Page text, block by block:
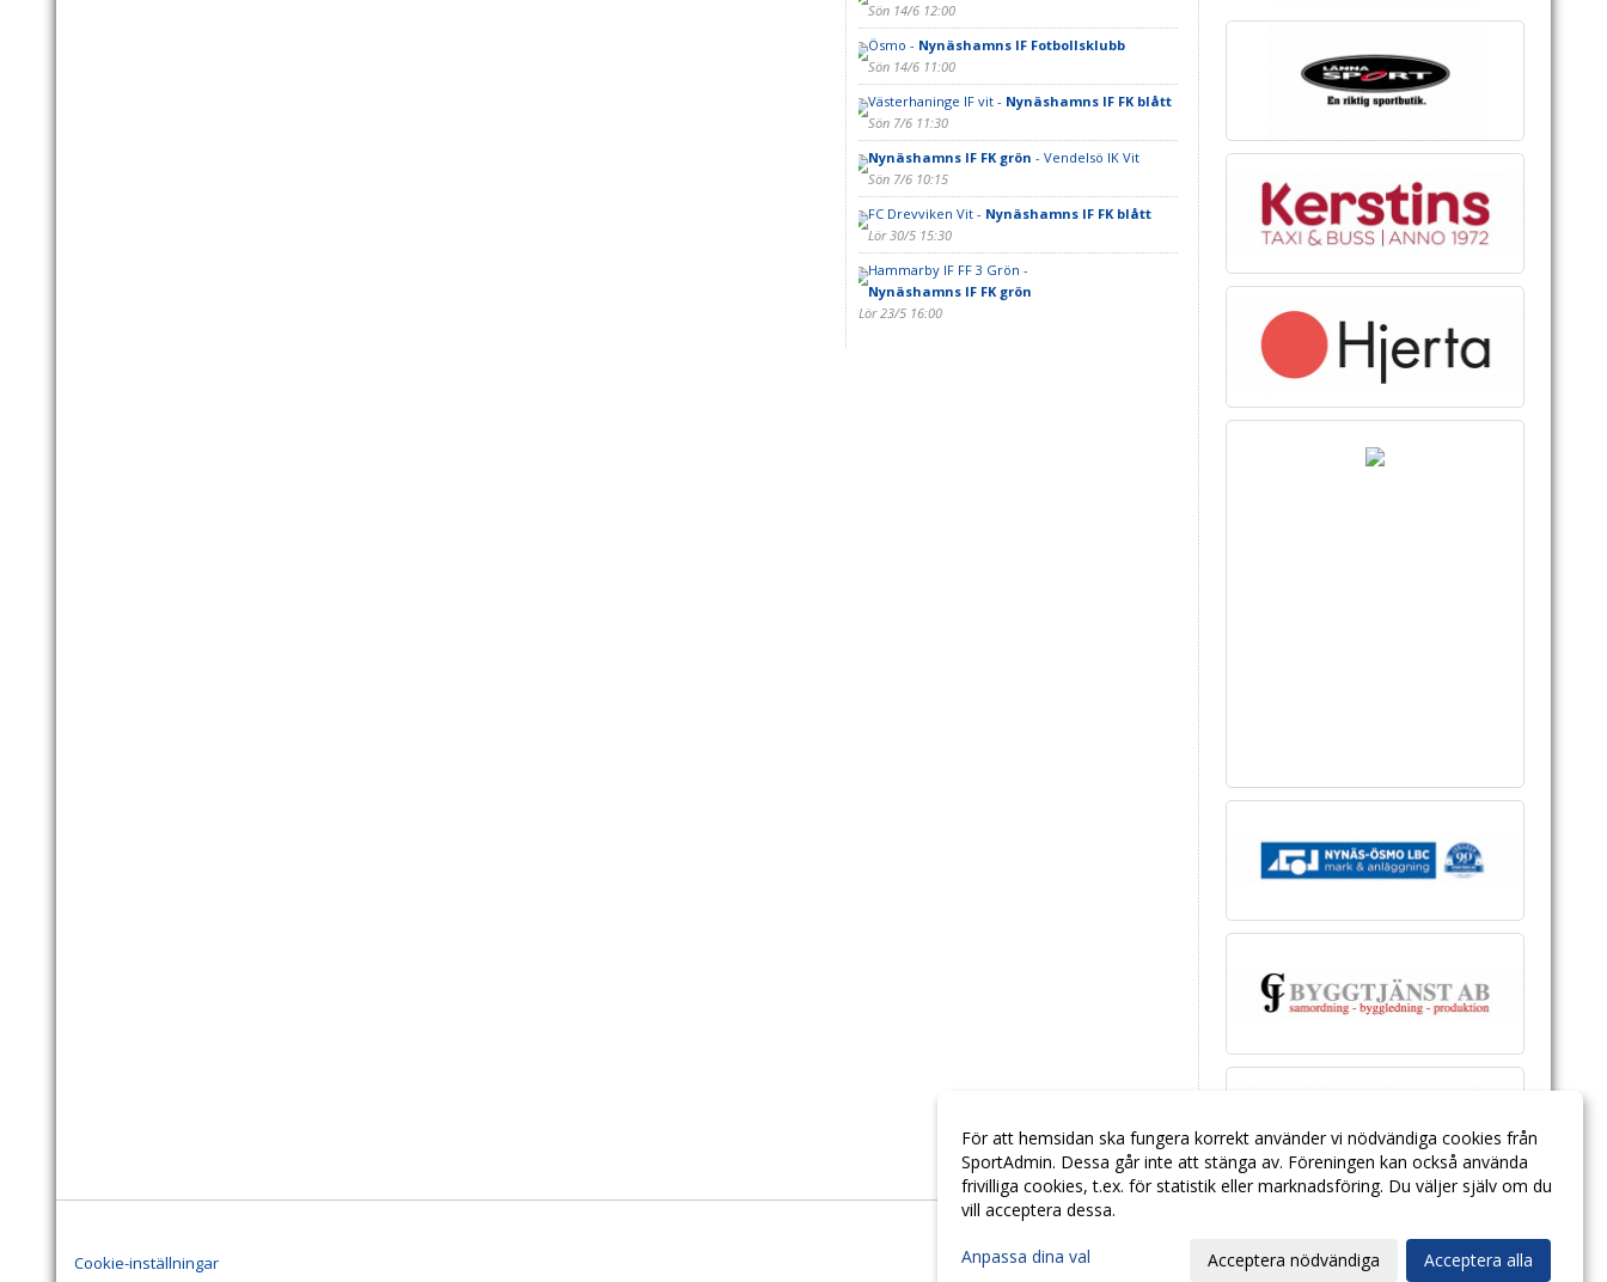
Sön 14/6 12:00
Ösmo - Nynäshamns IF Fotbollsklubb
Sön 14/6 11:00
Västerhaninge IF vit - Nynäshamns IF FK blått
Sön 7/6 11:30
Nynäshamns IF FK grön - Vendelsö IK Vit
Sön 7/6 10:15
FC Drevviken Vit - Nynäshamns IF FK blått
Lör 30/5 15:30
Hammarby IF FF 3 Grön -
Nynäshamns IF FK grön
Lör 23/5 16:00
Cookie-inställningar
För att hemsidan ska fungera korrekt använder vi nödvändiga cookies från
SportAdmin. Dessa går inte att stänga av. Föreningen kan också använda
frivilliga cookies, t.ex. för statistik eller marknadsföring. Du väljer själv om du
vill acceptera dessa.
Anpassa dina val Acceptera nödvändiga Acceptera alla